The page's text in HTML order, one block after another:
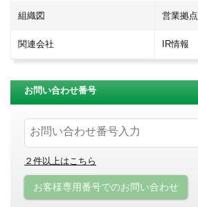
組織図 営業拠点
関連会社 IR情報
お問い合わせ番号
２件以上はこちら
お客様専用番号でのお問い合わせ